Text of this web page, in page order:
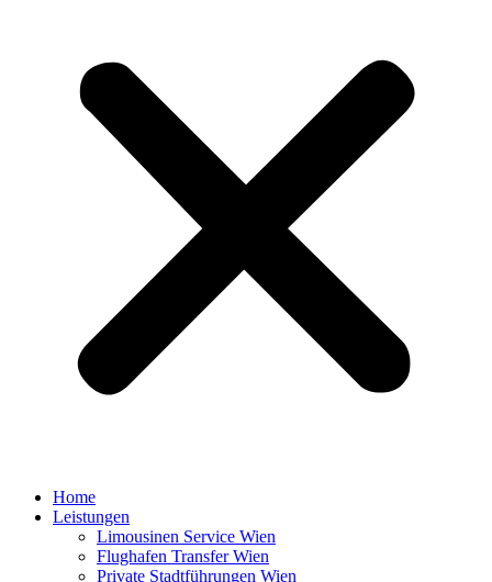
Home
Leistungen
Limousinen Service Wien
Flughafen Transfer Wien
Private Stadtführungen Wien